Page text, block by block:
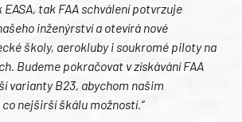
EASA, tak FAA schválení potvrzuje
inženýrství a otevírá nové
školy, aerokluby i soukromé piloty na
Budeme pokračovat v získávání FAA
varianty B23, abychom našim
nejširší škálu možností.“